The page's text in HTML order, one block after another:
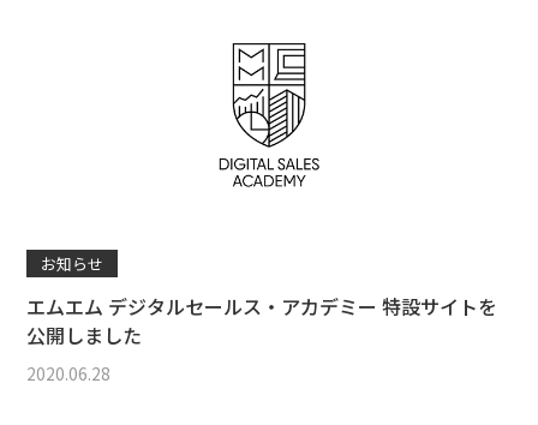
お知らせ
エムエム デジタルセールス・アカデミー 特設サイトを
公開しました
2020.06.28